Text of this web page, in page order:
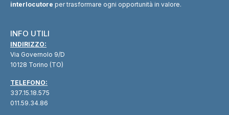
interlocutore per trasformare ogni opportunità in valore.
INFO UTILI
INDIRIZZO:
Via Governolo 9/D
10128 Torino (TO)
TELEFONO:
337.15.18.575
011.59.34.86